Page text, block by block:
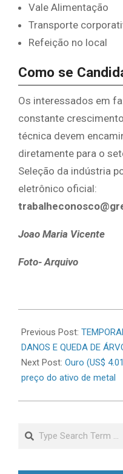
​Vale Alimentação
​Transporte
​Refeição no local
​Como se
​Os interessados em
constante
técnica devem
diretamente para o
Seleção da indústria
eletrônico oficial:
Joao Maria Vicente
Foto- Arquivo
06-
24
Previous Post:
DANOS E QUEDA DE
Next Post: Ouro (US$
preço do ativo de metal
Search